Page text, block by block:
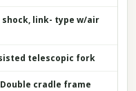
shock, link- type w/air
telescopic fork
cradle frame